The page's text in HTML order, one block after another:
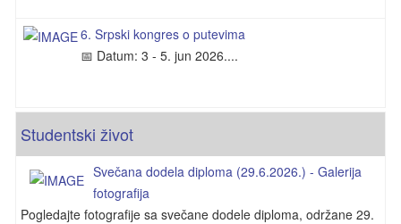
6. Srpski kongres o putevima
📅 Datum: 3 - 5. jun 2026....
Studentski život
Svečana dodela diploma (29.6.2026.) - Galerija
fotografija
Pogledajte fotografije sa svečane dodele diploma, održane 29.